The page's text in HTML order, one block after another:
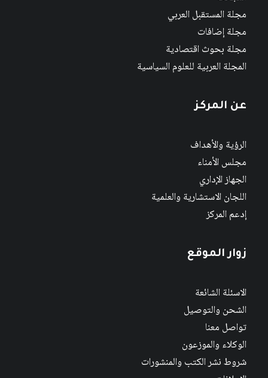
مجلة المستقبل العربي
مجلة إضافات
مجلة بحوث اقتصادية
المجلة العربية للعلوم السياسية
عن المركز
الرؤية والأهداف
مجلس الأمناء
الجهاز الإداري
اللجان الاستشارية والعلمية
إدعم المركز
زوار الموقع
الاسئلة الشائعة
الشحن والتوصيل
تواصل معنا
الوكلاء والموزعون
شروط نشر الكتب والمنشورات